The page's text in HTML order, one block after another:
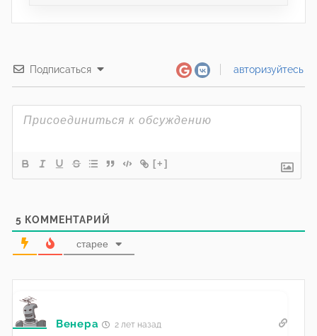
Подписаться авторизуйтесь
[+]
5 КОММЕНТАРИЙ
старее
Венера 2 лет назад